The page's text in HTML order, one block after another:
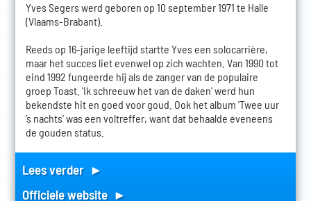
Yves Segers werd geboren op 10 september 1971 te Halle
(Vlaams-Brabant).
Reeds op 16-jarige leeftijd startte Yves een solocarrière,
maar het succes liet evenwel op zich wachten. Van 1990 tot
eind 1992 fungeerde hij als de zanger van de populaire
groep Toast. 'Ik schreeuw het van de daken' werd hun
bekendste hit en goed voor goud. Ook het album 'Twee uur
’s nachts' was een voltreffer, want dat behaalde eveneens
de gouden status.
Lees verder ►
Officiele website ►